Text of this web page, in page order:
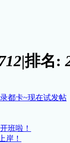
|排名:
都卡~现在试发帖
班啦！
岸！